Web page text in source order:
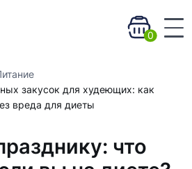
0
закусок для худеющих: как
вреда для диеты
что